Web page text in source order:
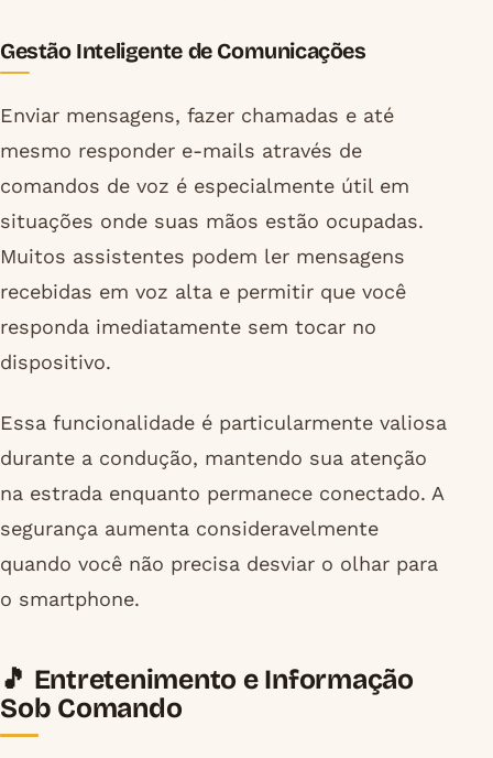
Gestão Inteligente de Comunicações
Enviar mensagens, fazer chamadas e até
mesmo responder e-mails através de
comandos de voz é especialmente útil em
situações onde suas mãos estão ocupadas.
Muitos assistentes podem ler mensagens
recebidas em voz alta e permitir que você
responda imediatamente sem tocar no
dispositivo.
Essa funcionalidade é particularmente valiosa
durante a condução, mantendo sua atenção
na estrada enquanto permanece conectado. A
segurança aumenta consideravelmente
quando você não precisa desviar o olhar para
o smartphone.
🎵 Entretenimento e Informação
Sob Comando